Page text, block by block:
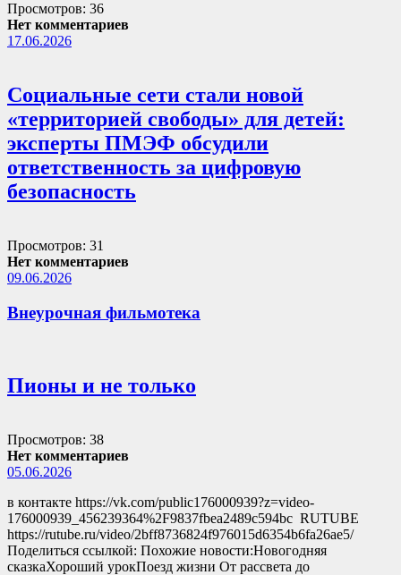
Просмотров: 36
Нет комментариев
17.06.2026
Социальные сети стали новой
«территорией свободы» для детей:
эксперты ПМЭФ обсудили
ответственность за цифровую
безопасность
Просмотров: 31
Нет комментариев
09.06.2026
Внеурочная фильмотека
Пионы и не только
Просмотров: 38
Нет комментариев
05.06.2026
в контакте https://vk.com/public176000939?z=video-
176000939_456239364%2F9837fbea2489c594bc RUTUBE
https://rutube.ru/video/2bff8736824f976015d6354b6fa26ae5/
Поделиться ссылкой: Похожие новости:Новогодняя
сказкаХороший урокПоезд жизни От рассвета до